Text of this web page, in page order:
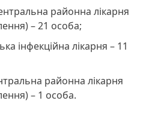
районна лікарня
– 21 особа;
інфекційна лікарня – 11
районна лікарня
– 1 особа.